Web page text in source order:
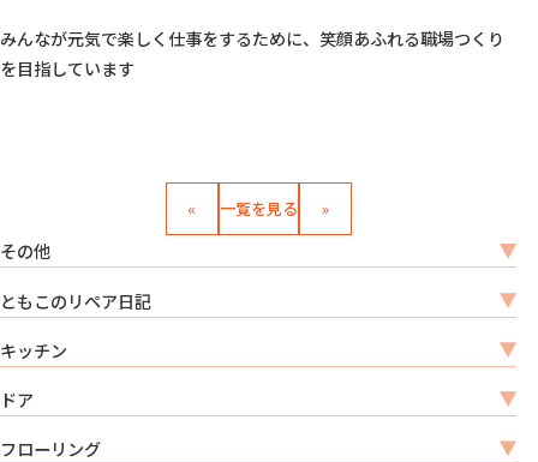
みんなが元気で楽しく仕事をするために、笑顔あふれる職場つくり
を目指しています
« 一覧を見る »
その他
ともこのリペア日記
キッチン
ドア
フローリング